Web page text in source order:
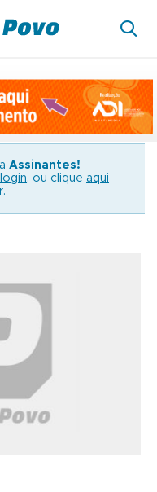
Assinantes!
login, ou clique aqui